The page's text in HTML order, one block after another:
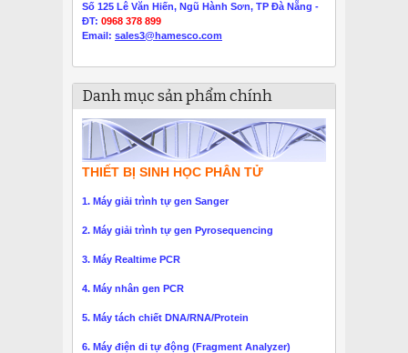
Số 125 Lê Văn Hiến, Ngũ Hành Sơn, TP Đà Nẵng -
ĐT: 0968 378 899
Email: sales3@hamesco.com
Danh mục sản phẩm chính
THIẾT BỊ SINH HỌC PHÂN TỬ
1. Máy giải trình tự gen Sanger
2. Máy giải trình tự gen Pyrosequencing
3. Máy Realtime PCR
4. Máy nhân gen PCR
5. Máy tách chiết DNA/RNA/Protein
6. Máy điện di tự động (Fragment Analyzer)